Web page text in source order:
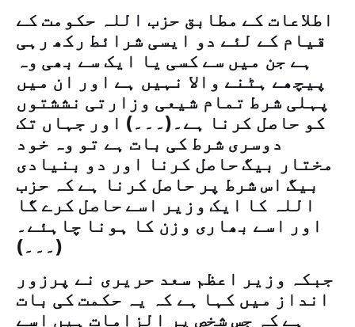
اطلاعات کے مطابق حزب اللہ حکومت کے
قیام کے لئے دو ایسی شرائط رکھ رہی
ہے جن میں سے کسی یا ایک سے بھی وہ
پیچھے ہٹنے والا نہیں ہے اور ان میں
پہلی شرط تمام شیعی وزارتی نششتوں
کو حاصل کرنا ہے۔(۔۔۔) اور جہاں تک
دوسری شرط کی بات ہے تو وہ خود
مختار بیگ حاصل کرنا اور دو بنیادی
بیگ اس شرط پر حاصل کرنا ہے کہ حزب
اللہ کا ایک وزیر اسے حاصل کرے گا
اور اسے بھاری وزن کا ہونا چاہئے۔
(۔۔۔)
جبکہ وزیر اعظم سعد حریری نے پرزور
انداز میں کہا ہے کہ یہ حکمت کی بات
ہے کہ جس شخص پر الزامات ہیں اسے